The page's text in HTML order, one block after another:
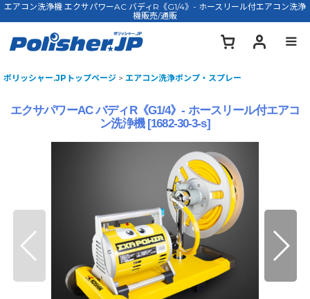
エアコン洗浄機 エクサパワーAC バディR《G1/4》- ホースリール付エアコン洗浄
機販売/通販
ポリッシャー.JPトップページ > エアコン洗浄ポンプ・スプレー
エクサパワーAC バディR《G1/4》- ホースリール付エアコ
ン洗浄機 [1682-30-3-s]